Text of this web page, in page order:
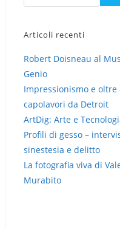
Articoli recenti
Robert Doisneau al
Genio
Impressionismo e oltre
capolavori da Detroit
ArtDig: Arte e
Profili di gesso –
sinestesia e delitto
La fotografia viva di
Murabito